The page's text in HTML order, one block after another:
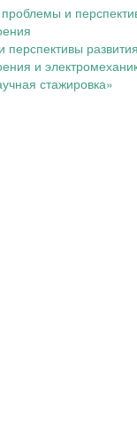
и
перспективы
и
стажировка»